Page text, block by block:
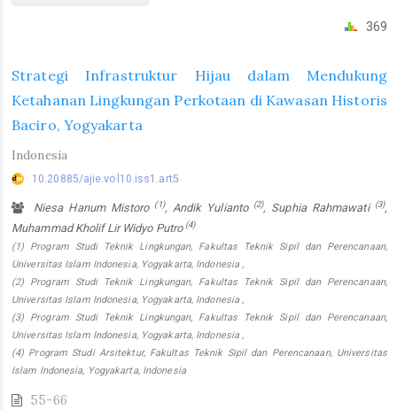
369
Strategi Infrastruktur Hijau dalam Mendukung
Ketahanan Lingkungan Perkotaan di Kawasan Historis
Baciro, Yogyakarta
Indonesia
10.20885/ajie.vol10.iss1.art5
Niesa Hanum Mistoro (1), Andik Yulianto (2), Suphia Rahmawati (3),
Muhammad Kholif Lir Widyo Putro (4)
(1) Program Studi Teknik Lingkungan, Fakultas Teknik Sipil dan Perencanaan,
Universitas Islam Indonesia, Yogyakarta, Indonesia ,
(2) Program Studi Teknik Lingkungan, Fakultas Teknik Sipil dan Perencanaan,
Universitas Islam Indonesia, Yogyakarta, Indonesia ,
(3) Program Studi Teknik Lingkungan, Fakultas Teknik Sipil dan Perencanaan,
Universitas Islam Indonesia, Yogyakarta, Indonesia ,
(4) Program Studi Arsitektur, Fakultas Teknik Sipil dan Perencanaan, Universitas
Islam Indonesia, Yogyakarta, Indonesia
55-66